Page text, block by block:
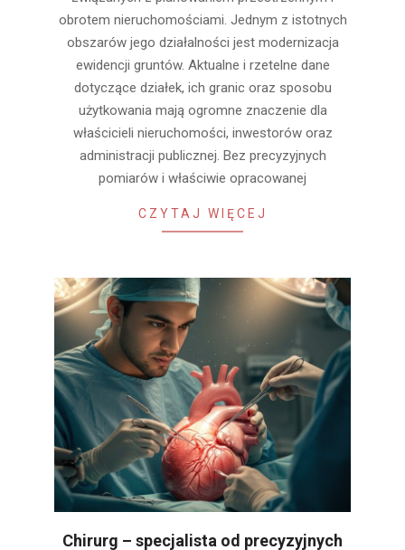
obrotem nieruchomościami. Jednym z istotnych
obszarów jego działalności jest modernizacja
ewidencji gruntów. Aktualne i rzetelne dane
dotyczące działek, ich granic oraz sposobu
użytkowania mają ogromne znaczenie dla
właścicieli nieruchomości, inwestorów oraz
administracji publicznej. Bez precyzyjnych
pomiarów i właściwie opracowanej
CZYTAJ WIĘCEJ
Chirurg – specjalista od precyzyjnych